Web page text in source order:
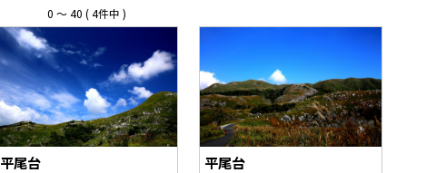
0 〜 40 ( 4件中 )
平尾台 平尾台